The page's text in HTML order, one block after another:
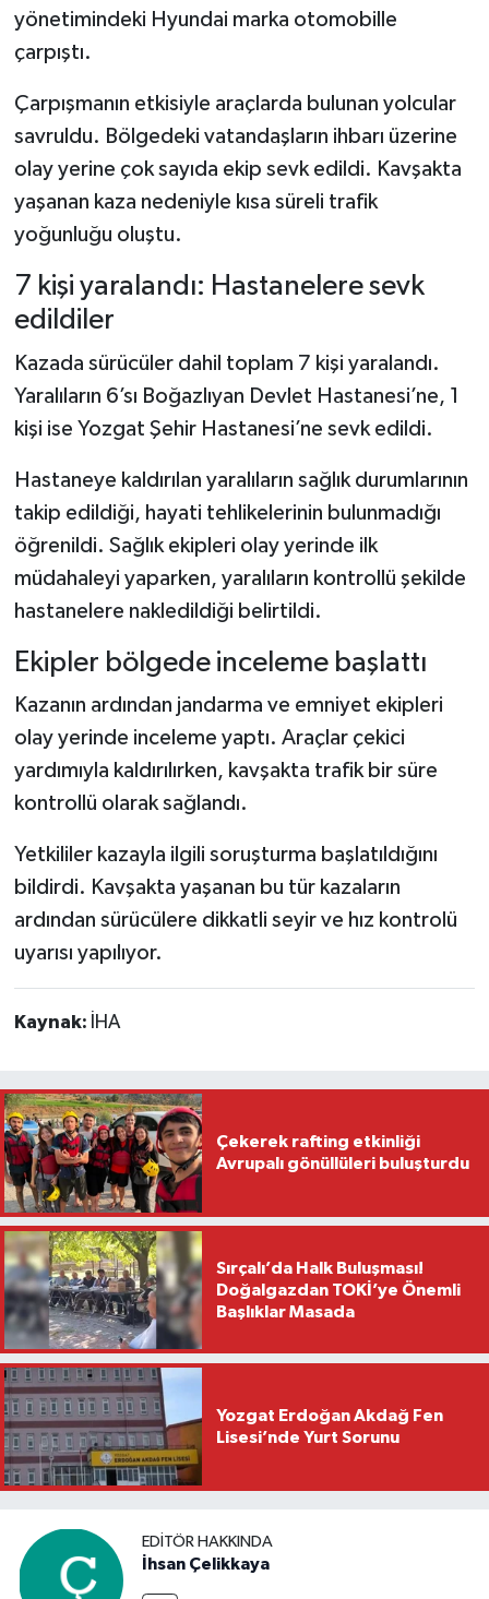
yönetimindeki Hyundai marka otomobille
çarpıştı.
Çarpışmanın etkisiyle araçlarda bulunan yolcular
savruldu. Bölgedeki vatandaşların ihbarı üzerine
olay yerine çok sayıda ekip sevk edildi. Kavşakta
yaşanan kaza nedeniyle kısa süreli trafik
yoğunluğu oluştu.
7 kişi yaralandı: Hastanelere sevk
edildiler
Kazada sürücüler dahil toplam 7 kişi yaralandı.
Yaralıların 6’sı Boğazlıyan Devlet Hastanesi’ne, 1
kişi ise Yozgat Şehir Hastanesi’ne sevk edildi.
Hastaneye kaldırılan yaralıların sağlık durumlarının
takip edildiği, hayati tehlikelerinin bulunmadığı
öğrenildi. Sağlık ekipleri olay yerinde ilk
müdahaleyi yaparken, yaralıların kontrollü şekilde
hastanelere nakledildiği belirtildi.
Ekipler bölgede inceleme başlattı
Kazanın ardından jandarma ve emniyet ekipleri
olay yerinde inceleme yaptı. Araçlar çekici
yardımıyla kaldırılırken, kavşakta trafik bir süre
kontrollü olarak sağlandı.
Yetkililer kazayla ilgili soruşturma başlatıldığını
bildirdi. Kavşakta yaşanan bu tür kazaların
ardından sürücülere dikkatli seyir ve hız kontrolü
uyarısı yapılıyor.
Kaynak: İHA
Çekerek rafting etkinliği
Avrupalı gönüllüleri buluşturdu
Sırçalı’da Halk Buluşması!
Doğalgazdan TOKİ’ye Önemli
Başlıklar Masada
Yozgat Erdoğan Akdağ Fen
Lisesi’nde Yurt Sorunu
EDITÖR HAKKINDA
İhsan Çelikkaya